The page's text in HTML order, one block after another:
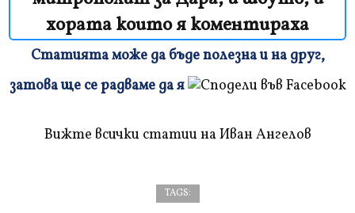
хората които я коментираха
и
Статията може да бъде полезна и на друг,
затова ще се радваме да я
Вижте всички статии на Иван Ангелов
TAGS: